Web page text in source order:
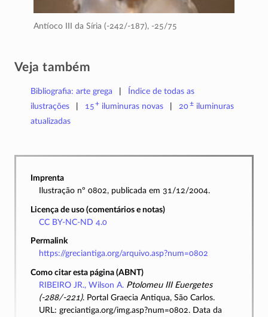
Antíoco III da Síria (-242/-187), -25/75
Veja também
Bibliografia: arte grega
Índice de todas as
ilustrações
15+ iluminuras novas 20±iluminuras
atualizadas
Imprenta
Ilustração nº 0802, publicada em 31/12/2004.
Licença de uso (comentários e notas)
CC BY-NC-ND 4.0
Permalink
https://greciantiga.org/arquivo.asp?num=0802
Como citar esta página (ABNT)
RIBEIRO JR., Wilson A. Ptolomeu III Euergetes
(-288/-221). Portal Graecia Antiqua, São Carlos.
URL: greciantiga.org/img.asp?num=0802. Data da